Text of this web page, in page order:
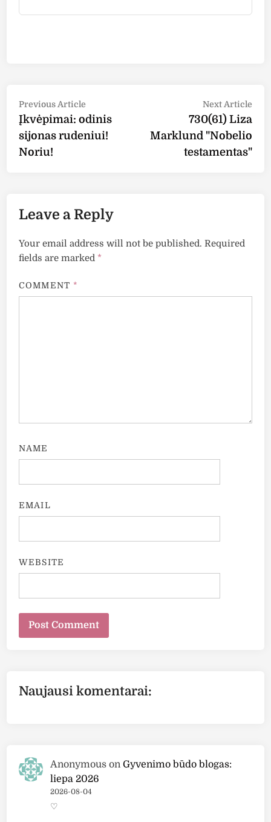
Post
navigation
Previous Article
article:
Įkvėpimai: odinis
sijonas rudeniui!
Noriu!
Next Article
730(61) Liza
Marklund "Nobelio
testamentas"
Leave a Reply
Your email address will not be published. Required
fields are marked *
COMMENT *
NAME
EMAIL
WEBSITE
Naujausi komentarai:
Anonymous onGyvenimo būdo blogas:
liepa 2026
2026-08-04
♡